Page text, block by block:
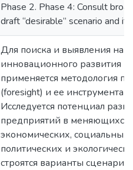
Phase 2. Phase 4: Consult
draft “desirable” scenario and
Для поиска и выявления
инновационного развития
применяется методология
(foresight) и ее
Исследуется потенциал
предприятий в меняющихся
экономических, социальных,
политических и
строятся варианты